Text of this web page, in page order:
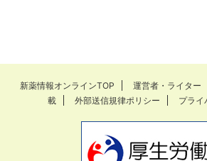
新薬情報オンラインTOP 運営者・ライター
載
外部送信規律ポリシー プライ